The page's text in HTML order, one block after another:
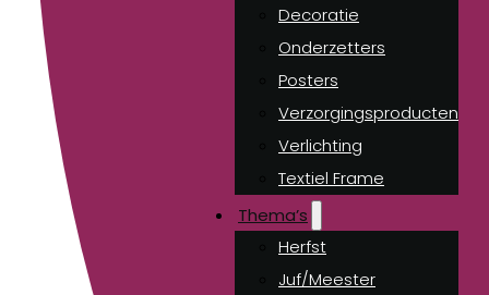
Decoratie
Onderzetters
Posters
Verzorgingsproducten
Verlichting
Textiel Frame
Thema’s
Herfst
Juf/Meester